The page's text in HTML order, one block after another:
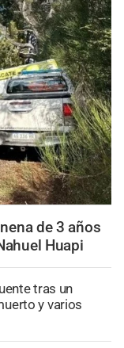
de 3 años
Huapi
tras un
y varios